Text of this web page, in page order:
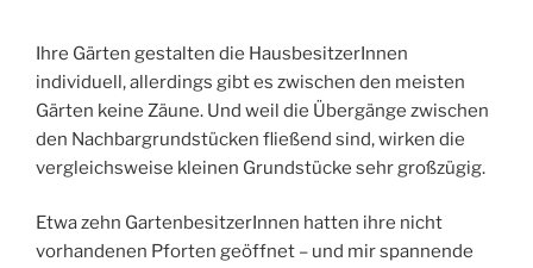
Ihre Gärten gestalten die HausbesitzerInnen
individuell, allerdings gibt es zwischen den meisten
Gärten keine Zäune. Und weil die Übergänge zwischen
den Nachbargrundstücken fließend sind, wirken die
vergleichsweise kleinen Grundstücke sehr großzügig.
Etwa zehn GartenbesitzerInnen hatten ihre nicht
vorhandenen Pforten geöffnet – und mir spannende